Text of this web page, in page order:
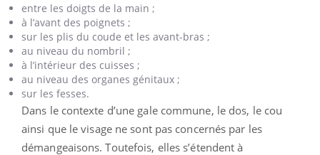
entre les doigts de la main ;
à l’avant des poignets ;
sur les plis du coude et les avant-bras ;
au niveau du nombril ;
à l’intérieur des cuisses ;
au niveau des organes génitaux ;
sur les fesses.
Dans le contexte d’une gale commune, le dos, le cou
ainsi que le visage ne sont pas concernés par les
démangeaisons. Toutefois, elles s’étendentà